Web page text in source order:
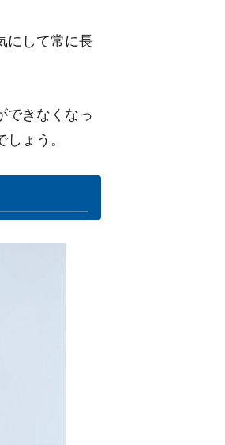
にして常に長
できなくなっ
ょう。